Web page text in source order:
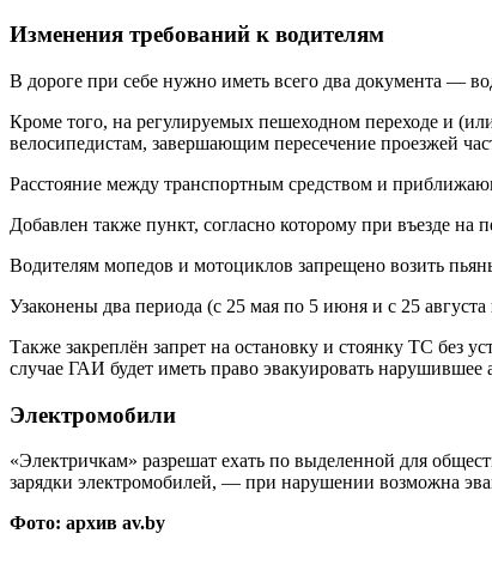
Изменения требований к водителям
В дороге при себе нужно иметь всего два документа —
Кроме того, на регулируемых пешеходном переходе и
велосипедистам, завершающим пересечение проезжей
Расстояние между транспортным средством и
Добавлен также пункт, согласно которому при въезде на
Водителям мопедов и мотоциклов запрещено возить
Узаконены два периода (с 25 мая по 5 июня и с 25
Также закреплён запрет на остановку и стоянку ТС без
случае ГАИ будет иметь право эвакуировать нарушившее
Электромобили
«Электричкам» разрешат ехать по выделенной для
зарядки электромобилей, — при нарушении возможна
Фото: архив av.by